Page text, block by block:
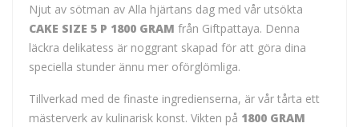
Njut av sötman av Alla hjärtans dag med vår utsökta
CAKE SIZE 5 P 1800 GRAM från Giftpattaya. Denna
läckra delikatess är noggrant skapad för att göra dina
speciella stunder ännu mer oförglömliga.
Tillverkad med de finaste ingredienserna, är vår tårta ett
mästerverk av kulinarisk konst. Vikten på 1800 GRAM